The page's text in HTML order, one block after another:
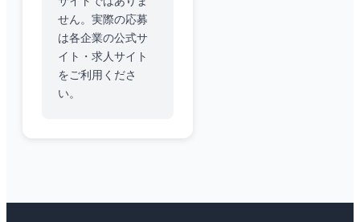
せん。実際の応募
は各企業の公式サ
イト・求人サイト
をご利用くださ
い。